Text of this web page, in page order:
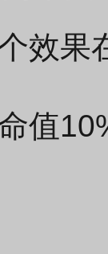
效果
值